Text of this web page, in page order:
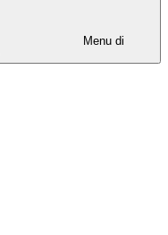
Menu di